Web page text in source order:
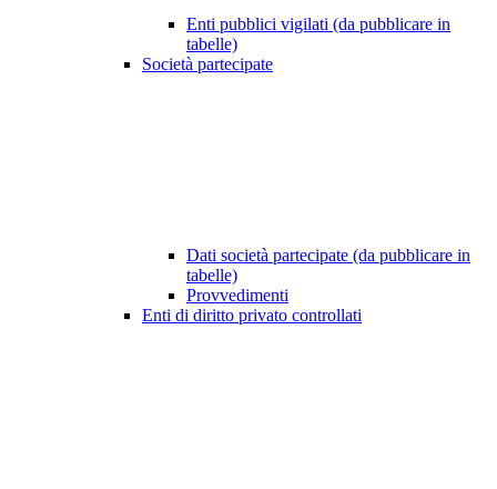
Enti pubblici vigilati (da pubblicare in
tabelle)
Società partecipate
Dati società partecipate (da pubblicare in
tabelle)
Provvedimenti
Enti di diritto privato controllati